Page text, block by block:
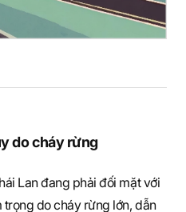
do cháy rừng
Lan đang phải đối mặt với
do cháy rừng lớn, dẫn